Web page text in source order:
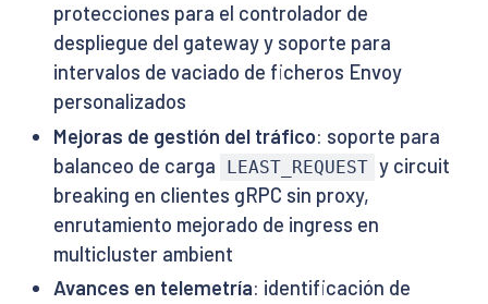
protecciones para el controlador de
despliegue del gateway y soporte para
intervalos de vaciado de ficheros Envoy
personalizados
Mejoras de gestión del tráfico: soporte para
balanceo de carga
LEAST_REQUEST y circuit
breaking en clientes gRPC sin proxy,
enrutamiento mejorado de ingress en
multicluster ambient
Avances en telemetría: identificación de